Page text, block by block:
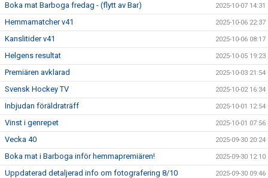
Boka mat Barboga fredag - (flytt av Bar) 2025-10-07 14:31
Hemmamatcher v41 2025-10-06 22:37
Kanslitider v41 2025-10-06 08:17
Helgens resultat 2025-10-05 19:23
Premiären avklarad 2025-10-03 21:54
Svensk Hockey TV 2025-10-02 16:34
Inbjudan föräldraträff 2025-10-01 12:54
Vinst i genrepet 2025-10-01 07:56
Vecka 40 2025-09-30 20:24
Boka mat i Barboga inför hemmapremiären! 2025-09-30 12:10
Uppdaterad detaljerad info om fotografering 8/10 2025-09-30 09:46